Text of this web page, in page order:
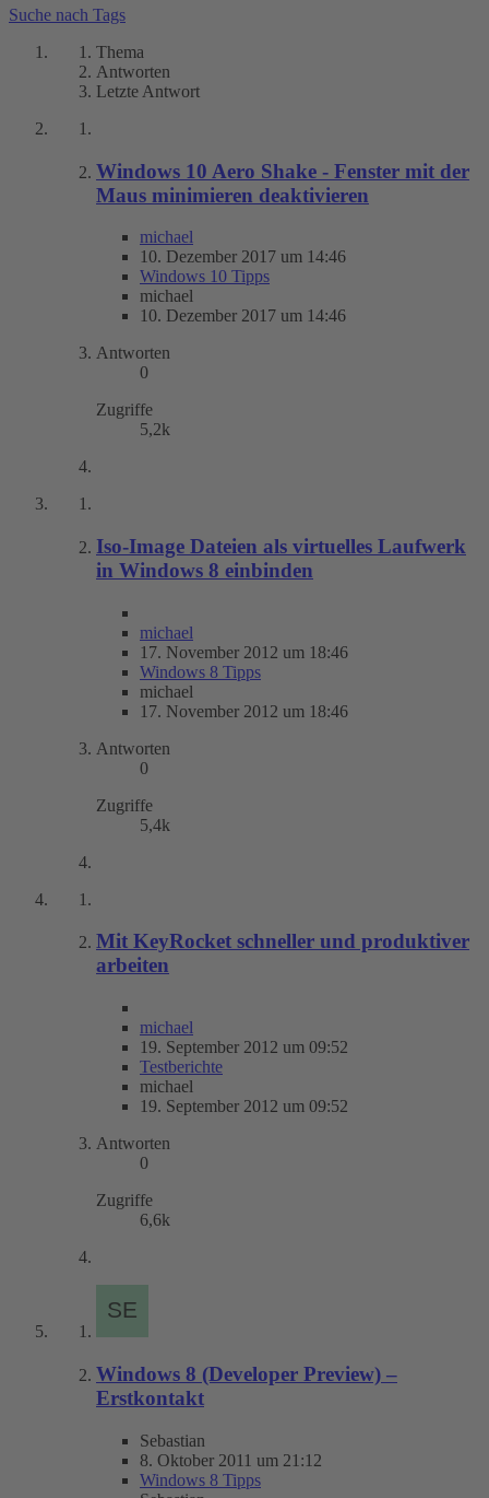
Suche nach Tags
Thema
Antworten
Letzte Antwort
Windows 10 Aero Shake - Fenster mit der
Maus minimieren deaktivieren
michael
10. Dezember 2017 um 14:46
Windows 10 Tipps
michael
10. Dezember 2017 um 14:46
Antworten
0
Zugriffe
5,2k
Iso-Image Dateien als virtuelles Laufwerk
in Windows 8 einbinden
michael
17. November 2012 um 18:46
Windows 8 Tipps
michael
17. November 2012 um 18:46
Antworten
0
Zugriffe
5,4k
Mit KeyRocket schneller und produktiver
arbeiten
michael
19. September 2012 um 09:52
Testberichte
michael
19. September 2012 um 09:52
Antworten
0
Zugriffe
6,6k
Windows 8 (Developer Preview) –
Erstkontakt
Sebastian
8. Oktober 2011 um 21:12
Windows 8 Tipps